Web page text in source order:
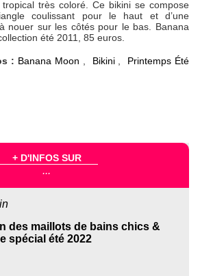
tropical très coloré. Ce bikini se compose
coulissant pour le haut et d’une
nouer sur les côtés pour le bas. Banana
été 2011, 85 euros.
: Banana Moon , Bikini, Printemps Été
+ D'INFOS SUR
...
des maillots de bains chics &
spécial été 2022